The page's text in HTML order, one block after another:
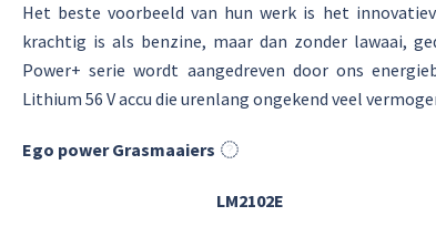
Het beste voorbeeld van hun werk is het
krachtig is als benzine, maar dan zonder lawaai,
Power+ serie wordt aangedreven door ons
Lithium 56 V accu die urenlang ongekend veel
Ego power Grasmaaiers
LM2102E